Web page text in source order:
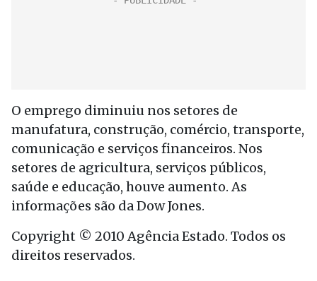
O emprego diminuiu nos setores de
manufatura, construção, comércio, transporte,
comunicação e serviços financeiros. Nos
setores de agricultura, serviços públicos,
saúde e educação, houve aumento. As
informações são da Dow Jones.
Copyright © 2010 Agência Estado. Todos os
direitos reservados.